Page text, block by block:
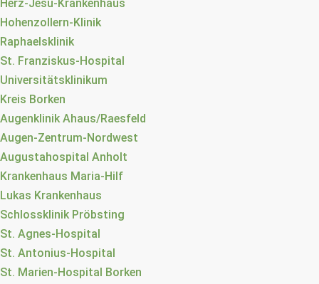
Herz-Jesu-Krankenhaus
Hohenzollern-Klinik
Raphaelsklinik
St. Franziskus-Hospital
Universitätsklinikum
Kreis Borken
Augenklinik Ahaus/Raesfeld
Augen-Zentrum-Nordwest
Augustahospital Anholt
Krankenhaus Maria-Hilf
Lukas Krankenhaus
Schlossklinik Pröbsting
St. Agnes-Hospital
St. Antonius-Hospital
St. Marien-Hospital Borken